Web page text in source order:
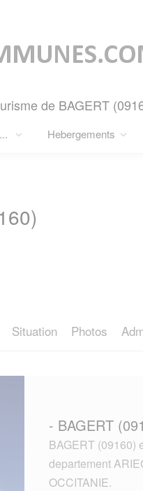
de BAGERT
Hebergements
Situation Photos
- BAGERT
BAGERT (09160)
departement
OCCITANIE.